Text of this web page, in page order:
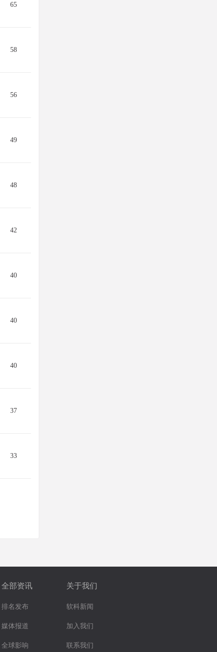
65
58
56
49
48
42
40
40
40
37
33
全部资讯
排名发布
媒体报道
全球影响
关于我们
软科新闻
加入我们
联系我们